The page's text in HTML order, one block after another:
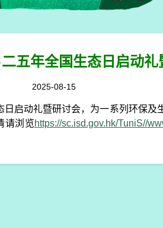
五年全国生态日启动礼
2025-08-15
启动礼暨研讨会，为一系列环保
请浏览https://sc.isd.gov.hk/TuniS//